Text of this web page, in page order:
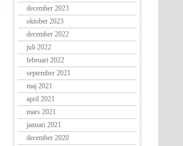
december 2023
oktober 2023
december 2022
juli 2022
februari 2022
september 2021
maj 2021
april 2021
mars 2021
januari 2021
december 2020